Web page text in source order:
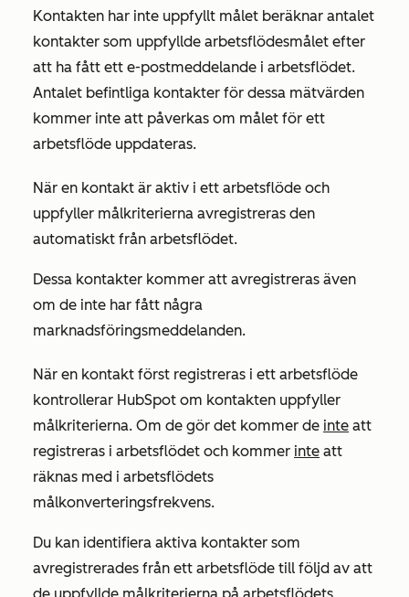
Kontakten har inte uppfyllt målet beräknar antalet
kontakter som uppfyllde arbetsflödesmålet efter
att ha fått ett e-postmeddelande i arbetsflödet.
Antalet befintliga kontakter för dessa mätvärden
kommer inte att påverkas om målet för ett
arbetsflöde uppdateras.
När en kontakt är aktiv i ett arbetsflöde och
uppfyller målkriterierna avregistreras den
automatiskt från arbetsflödet.
Dessa kontakter kommer att avregistreras även
om de inte har fått några
marknadsföringsmeddelanden.
När en kontakt först registreras i ett arbetsflöde
kontrollerar HubSpot om kontakten uppfyller
målkriterierna. Om de gör det kommer de inte att
registreras i arbetsflödet och kommer inte att
räknas med i arbetsflödets
målkonverteringsfrekvens.
Du kan identifiera aktiva kontakter som
avregistrerades från ett arbetsflöde till följd av att